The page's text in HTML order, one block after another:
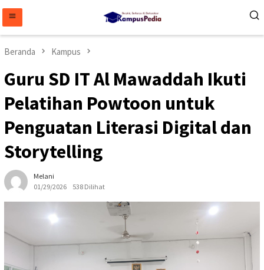
konten
Beranda Kampus
Guru SD IT Al Mawaddah Ikuti
Pelatihan Powtoon untuk
Penguatan Literasi Digital dan
Storytelling
Melani
01/29/2026
538 Dilihat